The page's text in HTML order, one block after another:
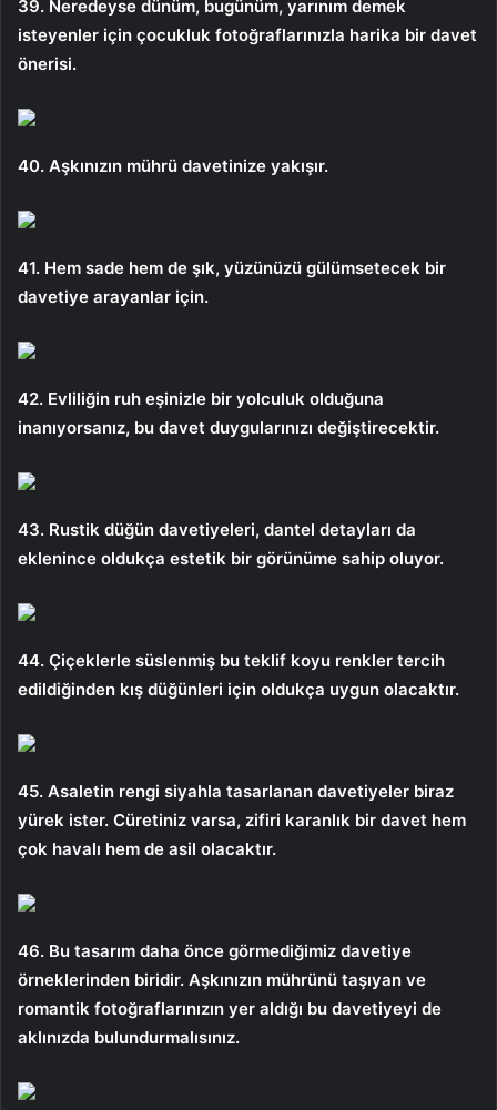
39. Neredeyse dünüm, bugünüm, yarınım demek
isteyenler için çocukluk fotoğraflarınızla harika bir davet
önerisi.
40. Aşkınızın mührü davetinize yakışır.
41. Hem sade hem de şık, yüzünüzü gülümsetecek bir
davetiye arayanlar için.
42. Evliliğin ruh eşinizle bir yolculuk olduğuna
inanıyorsanız, bu davet duygularınızı değiştirecektir.
43. Rustik düğün davetiyeleri, dantel detayları da
eklenince oldukça estetik bir görünüme sahip oluyor.
44. Çiçeklerle süslenmiş bu teklif koyu renkler tercih
edildiğinden kış düğünleri için oldukça uygun olacaktır.
45. Asaletin rengi siyahla tasarlanan davetiyeler biraz
yürek ister. Cüretiniz varsa, zifiri karanlık bir davet hem
çok havalı hem de asil olacaktır.
46. ​​​Bu tasarım daha önce görmediğimiz davetiye
örneklerinden biridir. Aşkınızın mührünü taşıyan ve
romantik fotoğraflarınızın yer aldığı bu davetiyeyi de
aklınızda bulundurmalısınız.